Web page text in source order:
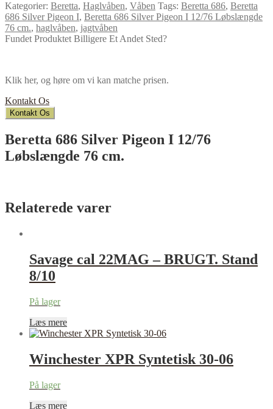
Kategorier: Beretta, Haglvåben, Våben Tags: Beretta 686, Beretta
686 Silver Pigeon I, Beretta 686 Silver Pigeon I 12/76 Løbslængde
76 cm., haglvåben, jagtvåben
Fundet Produktet Billigere Et Andet Sted?
Klik her, og høre om vi kan matche prisen.
Kontakt Os
Kontakt Os
Beretta 686 Silver Pigeon I 12/76
Løbslængde 76 cm.
Relaterede varer
Savage cal 22MAG – BRUGT. Stand
8/10
På lager
Læs mere
Winchester XPR Syntetisk 30-06
På lager
Læs mere